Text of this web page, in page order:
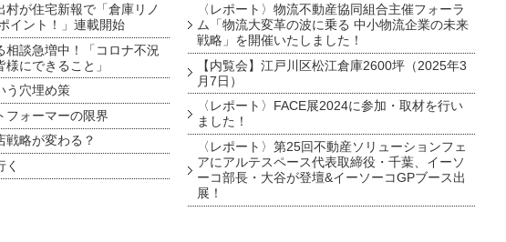
村が住宅新報で「倉庫リノ
イント！」連載開始
相談急増中！「コロナ不況
にできること」
う穴埋め策
フォーマーの限界
戦略が変わる？
く
〈レポート〉物流不動産協同組合主催フォーラ
ム「物流大変革の波に乗る 中小物流企業の未来
戦略」を開催いたしました！
【内覧会】江戸川区松江倉庫2600坪（2025年3
月7日）
〈レポート〉FACE展2024に参加・取材を行い
ました！
〈レポート〉第25回不動産ソリューションフェ
アにアルテスペース代表取締役・千葉、イーソ
ーコ部長・大谷が登壇&イーソーコGPブース出
展！